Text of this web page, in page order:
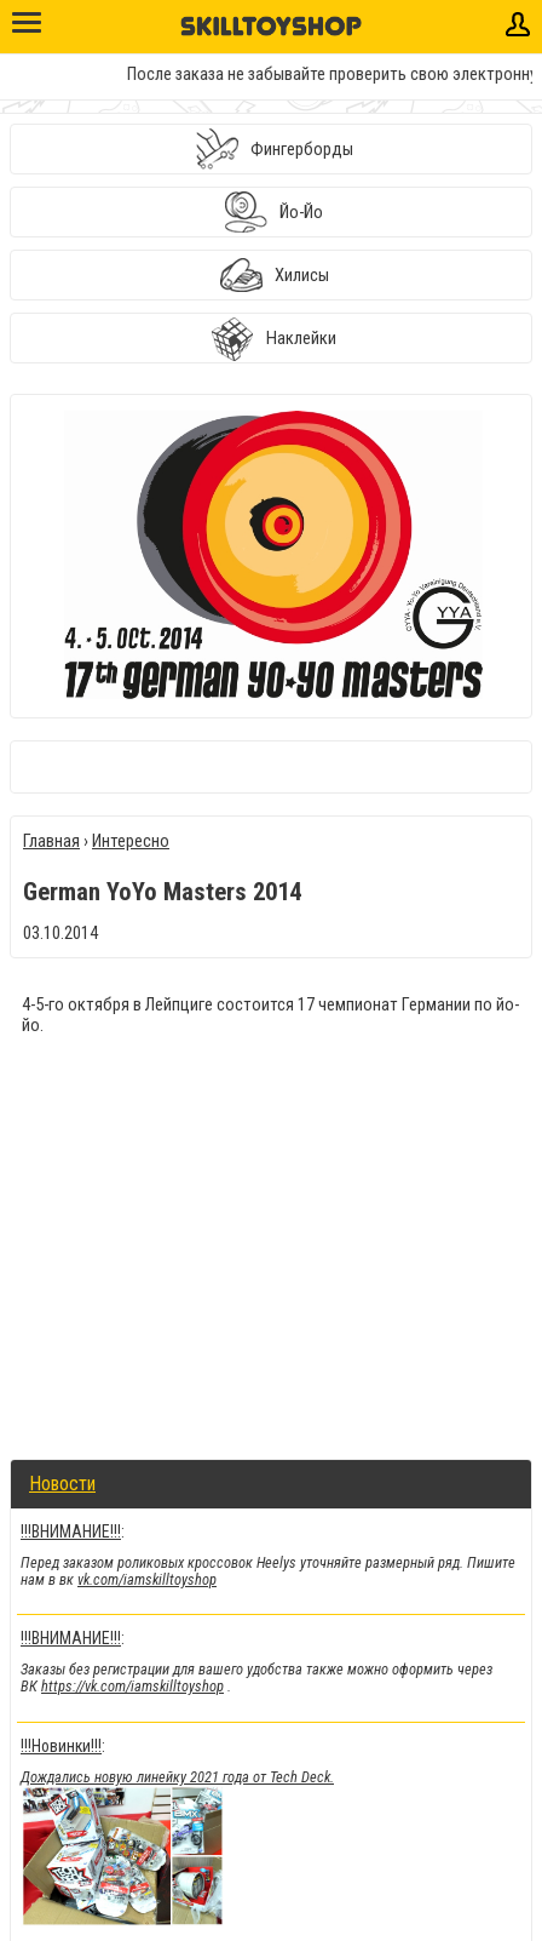
После заказа не забывайте проверить свою
Новости
!!!ВНИМАНИЕ!!!:
Перед заказом роликовых кроссовок Heelys уточняйте размерный ряд. Пишите
нам в вк vk.com/iamskilltoyshop
!!!ВНИМАНИЕ!!!:
Заказы без регистрации для вашего удобства также можно оформить через
ВКhttps://vk.com/iamskilltoyshop .
!!!Новинки!!!:
Дождались новую линейку 2021 года от Tech Deck.
Фингерборды
Йо-Йо
Хилисы
Наклейки
Главная › Интересно
German YoYo Masters 2014
03.10.2014
4-5-го октября в Лейпциге состоится 17 чемпионат Германии по йо-
йо.